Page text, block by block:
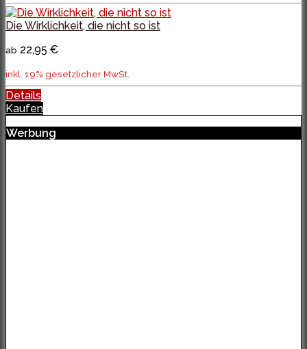
Die Wirklichkeit, die nicht so ist
ab 22,95 €
inkl. 19% gesetzlicher MwSt.
Details
Kaufen
Werbung